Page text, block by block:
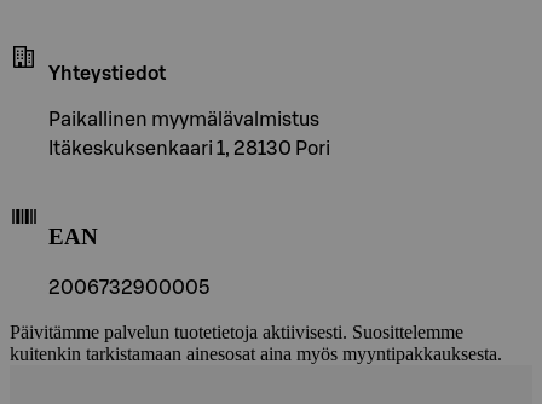
Yhteystiedot
Paikallinen myymälävalmistus
Itäkeskuksenkaari 1, 28130 Pori
EAN
2006732900005
Päivitämme palvelun tuotetietoja aktiivisesti. Suosittelemme
kuitenkin tarkistamaan ainesosat aina myös myyntipakkauksesta.